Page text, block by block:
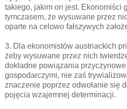
takiego, jakim on jest. Ekonomiści
tymczasem, że wysuwane przez
oparte na celowo fałszywych
3. Dla ekonomistów austriackich
żeby wysuwane przez nich
dokładne powiązania
gospodarczymi, nie zaś
znaczenie poprzez odwołanie się
pojęcia wzajemnej determinacji.